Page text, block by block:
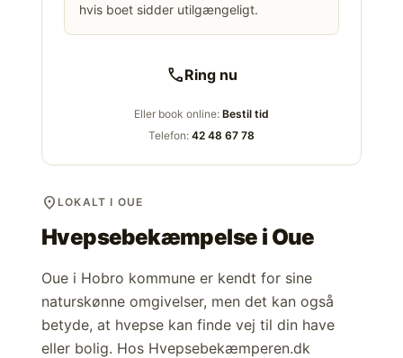
hvis boet sidder utilgængeligt.
callRing nu
Eller book online: Bestil tid
Telefon: 42 48 67 78
location_on LOKALT I OUE
Hvepsebekæmpelse i Oue
Oue i Hobro kommune er kendt for sine
naturskønne omgivelser, men det kan også
betyde, at hvepse kan finde vej til din have
eller bolig. Hos Hvepsebekæmperen.dk